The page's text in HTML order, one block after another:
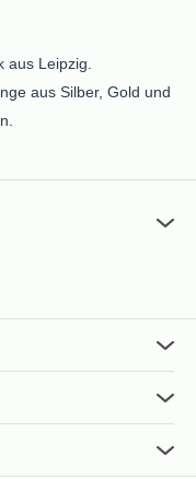
aus Leipzig.
aus Silber, Gold und